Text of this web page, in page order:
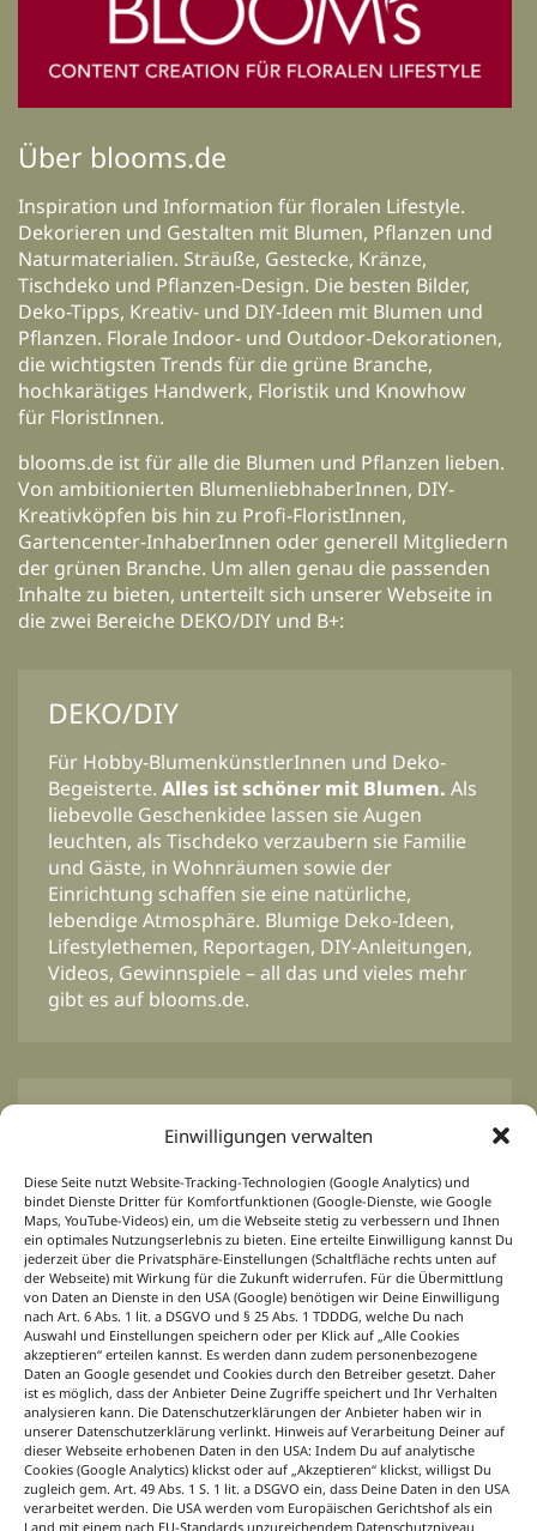
Einwilligungen verwalten
Diese Seite nutzt Website-Tracking-Technologien (Google Analytics) und
bindet Dienste Dritter für Komfortfunktionen (Google-Dienste, wie Google
Maps, YouTube-Videos) ein, um die Webseite stetig zu verbessern und Ihnen
ein optimales Nutzungserlebnis zu bieten. Eine erteilte Einwilligung kannst Du
jederzeit über die Privatsphäre-Einstellungen (Schaltfläche rechts unten auf
der Webseite) mit Wirkung für die Zukunft widerrufen. Für die Übermittlung
von Daten an Dienste in den USA (Google) benötigen wir Deine Einwilligung
nach Art. 6 Abs. 1 lit. a DSGVO und § 25 Abs. 1 TDDDG, welche Du nach
Auswahl und Einstellungen speichern oder per Klick auf „Alle Cookies
akzeptieren“ erteilen kannst. Es werden dann zudem personenbezogene
Daten an Google gesendet und Cookies durch den Betreiber gesetzt. Daher
ist es möglich, dass der Anbieter Deine Zugriffe speichert und Ihr Verhalten
analysieren kann. Die Datenschutzerklärungen der Anbieter haben wir in
unserer Datenschutzerklärung verlinkt. Hinweis auf Verarbeitung Deiner auf
dieser Webseite erhobenen Daten in den USA: Indem Du auf analytische
Cookies (Google Analytics) klickst oder auf „Akzeptieren“ klickst, willigst Du
zugleich gem. Art. 49 Abs. 1 S. 1 lit. a DSGVO ein, dass Deine Daten in den USA
verarbeitet werden. Die USA werden vom Europäischen Gerichtshof als ein
Land mit einem nach EU-Standards unzureichendem Datenschutzniveau
Über blooms.de
Inspiration und Information für floralen Lifestyle.
Dekorieren und Gestalten mit Blumen, Pflanzen und
Naturmaterialien. Sträuße, Gestecke, Kränze,
Tischdeko und Pflanzen-Design. Die besten Bilder,
Deko-Tipps, Kreativ- und DIY-Ideen mit Blumen und
Pflanzen. Florale Indoor- und Outdoor-Dekorationen,
die wichtigsten Trends für die grüne Branche,
hochkarätiges Handwerk, Floristik und Knowhow
für FloristInnen.
blooms.de ist für alle die Blumen und Pflanzen lieben.
Von ambitionierten BlumenliebhaberInnen, DIY-
Kreativköpfen bis hin zu Profi-FloristInnen,
Gartencenter-InhaberInnen oder generell Mitgliedern
der grünen Branche. Um allen genau die passenden
Inhalte zu bieten, unterteilt sich unserer Webseite in
die zwei Bereiche DEKO/DIY und B+:
DEKO/DIY
Für Hobby-BlumenkünstlerInnen und Deko-
Begeisterte. Alles ist schöner mit Blumen. Als
liebevolle Geschenkidee lassen sie Augen
leuchten, als Tischdeko verzaubern sie Familie
und Gäste, in Wohnräumen sowie der
Einrichtung schaffen sie eine natürliche,
lebendige Atmosphäre. Blumige Deko-Ideen,
Lifestylethemen, Reportagen, DIY-Anleitungen,
Videos, Gewinnspiele – all das und vieles mehr
gibt es auf blooms.de.
BLOOM’s Professional
Von Profis für Profis.
Inspirationen für das
floristische Tagesgeschäft, Ideen und Konzepte
für Event-, Hochzeits-, Trauer- und
Saisonfloristik, passend zu jedem Anlass und
für jede Jahreszeit. Dazu News aus der Branche
immer aktuell, sieben Tage die Woche unter
dem B+ Icon bei BLOOM’s Professional
auf blooms.de.
Floristik lernen
Mit Wissen zum Floristik-Profi.Wie wird ein
Blumenstrauß gebunden? Welche Gesteckarten
gibt es? Auf welche Techniken kommt es beim